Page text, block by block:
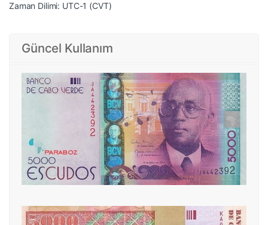
Zaman Dilimi: UTC-1 (CVT)
Güncel Kullanım